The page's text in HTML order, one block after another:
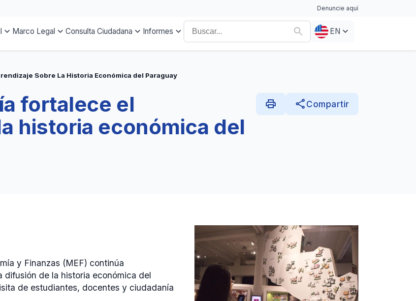
Denuncie aquí
Marco Legal Consulta Ciudadana Informes EN
Sobre La Historia Económica del Paraguay
fortalece el
historia económica del
print shareCompartir
y Finanzas (MEF) continúa
de la historia económica del
de estudiantes, docentes y ciudadanía